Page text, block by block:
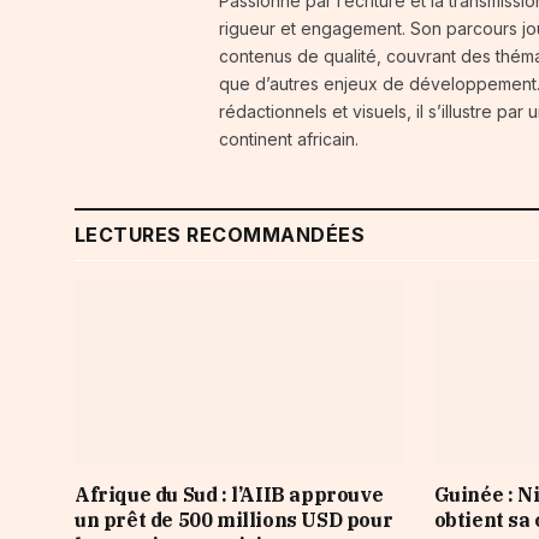
rigueur et engagement. Son parcours
contenus de qualité, couvrant des
que d’autres enjeux de
rédactionnels et visuels, il s’illustre
continent africain.
LECTURES RECOMMANDÉES
Afrique du Sud : l’AIIB approuve
un prêt de 500 millions USD pour
Guinée :
obtient sa